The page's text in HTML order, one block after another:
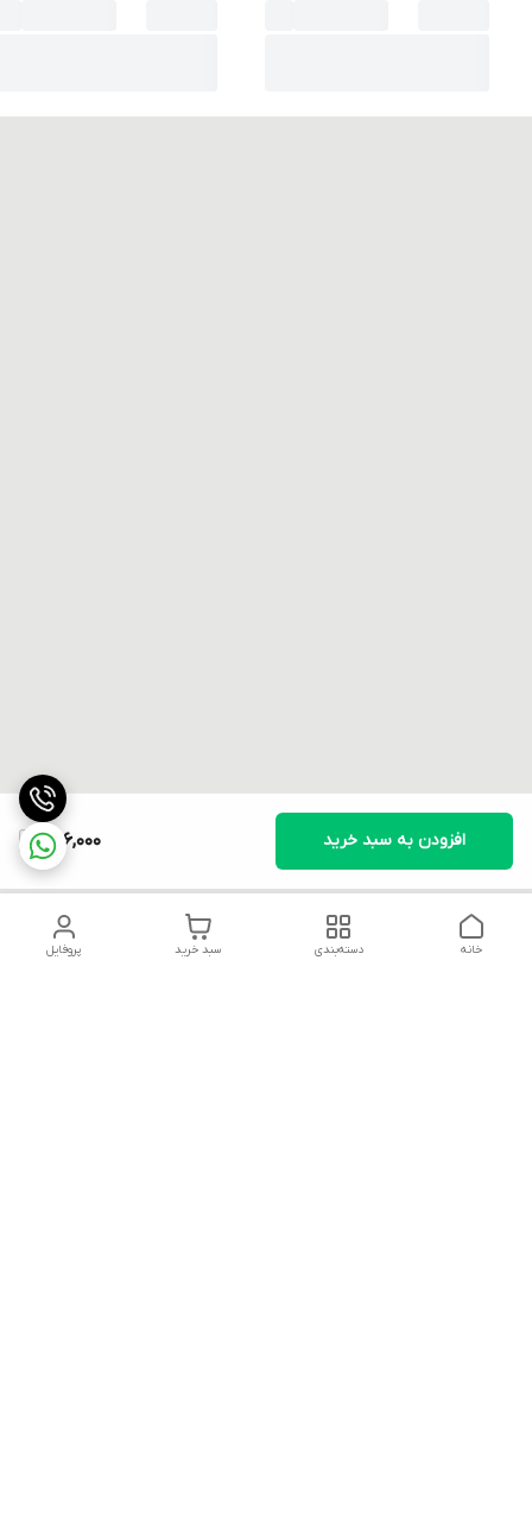
596,000 افزودن به سبد خرید
پروفایل سبد خرید دسته‌بندی خانه